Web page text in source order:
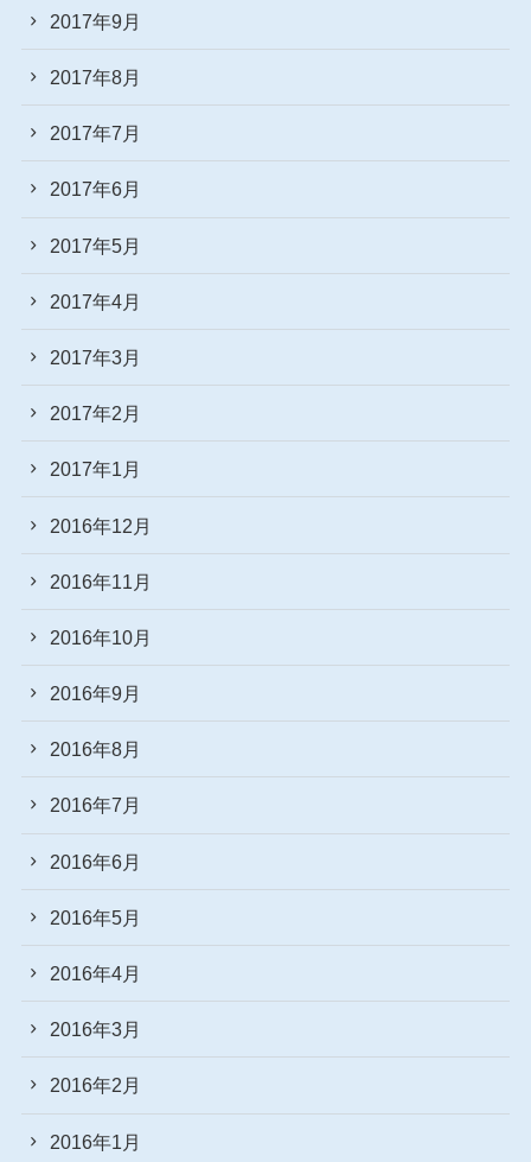
2017年9月
2017年8月
2017年7月
2017年6月
2017年5月
2017年4月
2017年3月
2017年2月
2017年1月
2016年12月
2016年11月
2016年10月
2016年9月
2016年8月
2016年7月
2016年6月
2016年5月
2016年4月
2016年3月
2016年2月
2016年1月